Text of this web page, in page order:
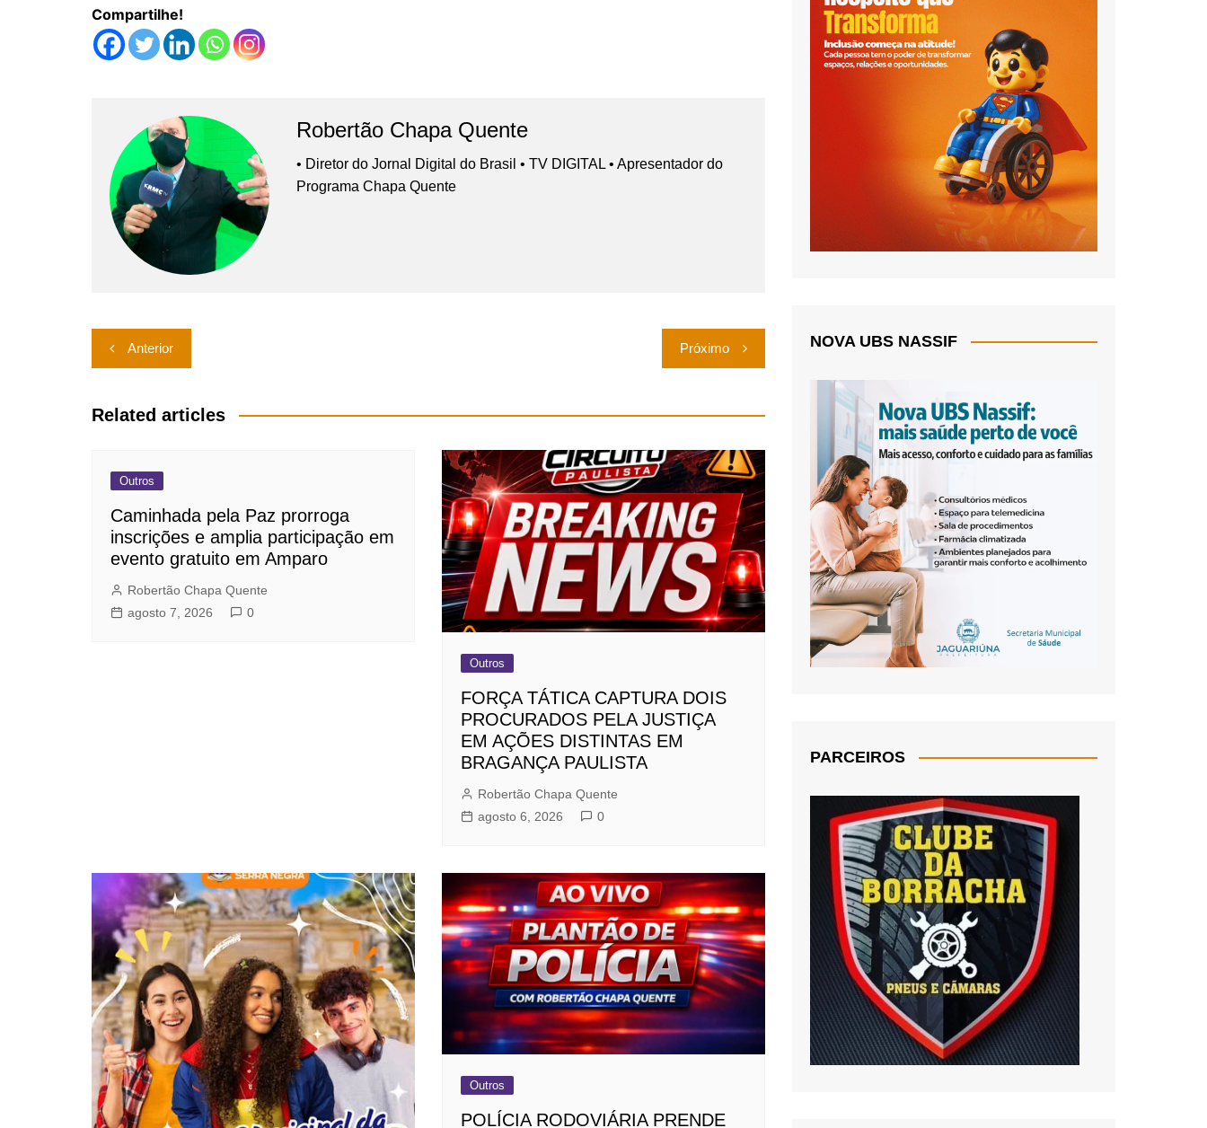
Compartilhe!
Robertão Chapa Quente
• Diretor do Jornal Digital do Brasil • TV DIGITAL • Apresentador do
Programa Chapa Quente
Navegação
de
Post
Anterior Próximo
Related articles
Outros
Caminhada pela Paz prorroga
inscrições e amplia participação em
evento gratuito em Amparo
Robertão Chapa Quente
agosto 7, 2026
0
Outros
FORÇA TÁTICA CAPTURA DOIS
PROCURADOS PELA JUSTIÇA
EM AÇÕES DISTINTAS EM
BRAGANÇA PAULISTA
Robertão Chapa Quente
agosto 6, 2026
0
Outros
POLÍCIA RODOVIÁRIA PRENDE
NOVA UBS NASSIF
PARCEIROS